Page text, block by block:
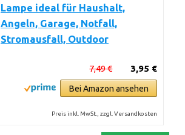
Lampe ideal für Haushalt,
Angeln, Garage, Notfall,
Stromausfall, Outdoor
3,95 €
7,49 €
Bei Amazon ansehen
Preis inkl. MwSt., zzgl. Versandkosten